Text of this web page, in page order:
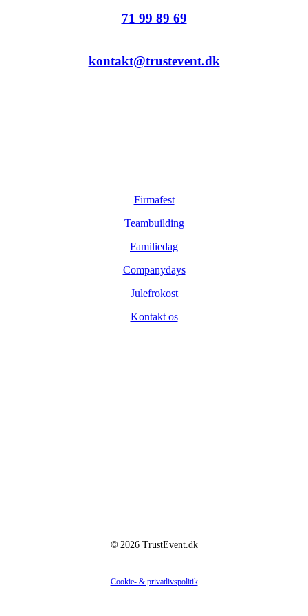
71 99 89 69
kontakt@trustevent.dk
Firmafest
Teambuilding
Familiedag
Companydays
Julefrokost
Kontakt os
© 2026TrustEvent.dk
Cookie- & privatlivspolitik